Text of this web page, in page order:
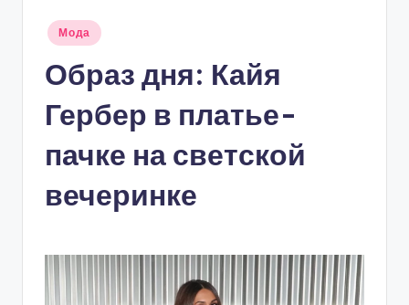
Опубликовано
Мода
Образ дня: Кайя
Гербер в платье-
пачке на светской
вечеринке